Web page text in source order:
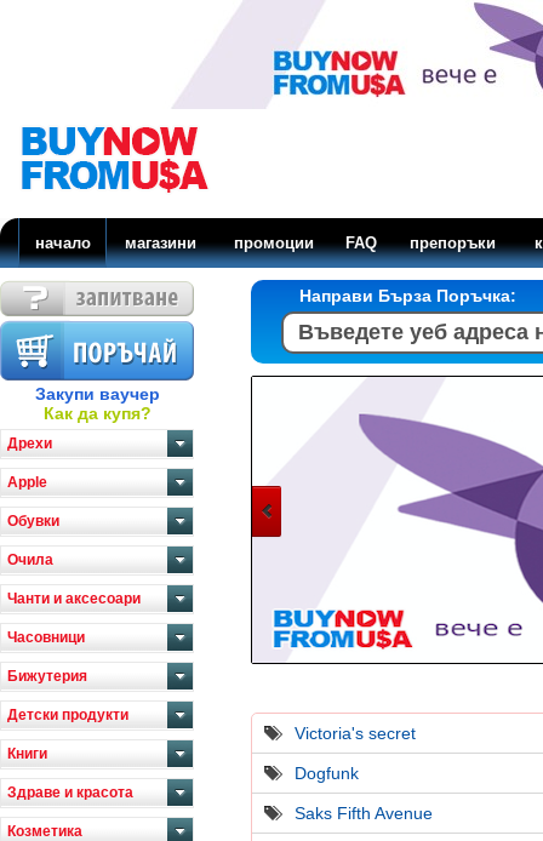
начало магазини промоции FAQ препоръки
Закупи ваучер
Как да купя?
Дрехи
Apple
Обувки
Очила
Чанти и аксесоари
Часовници
Бижутерия
Детски продукти
Книги
Здраве и красота
Козметика
Направи Бърза Поръчка:
Victoria's secret
Dogfunk
Saks Fifth Avenue